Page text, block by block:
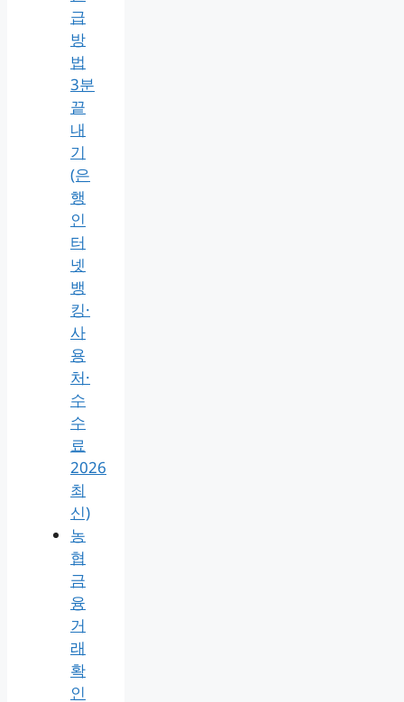
급
방
법
3분
끝
내
기
(은
행
인
터
넷
뱅
킹·
사
용
처·
수
수
료
2026
최
신)
농
협
금
융
거
래
확
인